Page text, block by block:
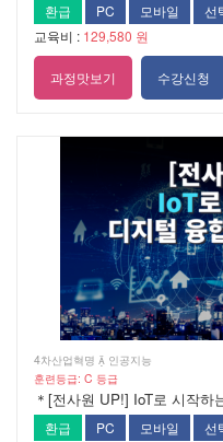
환급 PC 모바일
선
교육비 : 129,580 원
과정맛보기 수강신청
4차산업혁명  인공지능
훈련등급: C 등급
＊[전사원 UP!] IoT로 시작
환급 PC 모바일
선